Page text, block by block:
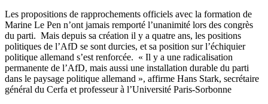
Les propositions de rapprochements officiels avec la formation de
Marine Le Pen n’ont jamais remporté l’unanimité lors des congrès
du parti. Mais depuis sa création il y a quatre ans, les positions
politiques de l’AfD se sont durcies, et sa position sur l’échiquier
politique allemand s’est renforcée. « Il y a une radicalisation
permanente de l’AfD, mais aussi une installation durable du parti
dans le paysage politique allemand », affirme Hans Stark, secrétaire
général du Cerfa et professeur à l’Université Paris-Sorbonne